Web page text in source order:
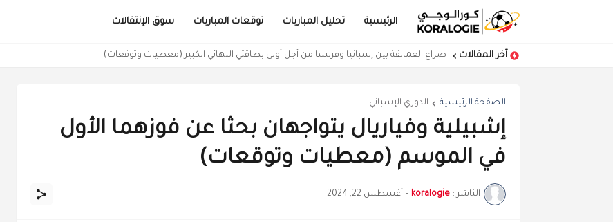
الرئيسية تحليل المباريات توقعات المباريات سوق الإنتقالات
آخر المقالات صراع العمالقة بين إسبانيا وفرنسا من أجل أولى بطاقتي النهائي الكبير (معطيات وتوقعات)
كرواتيا تهزم المغرب في مباراة مفتوحة
الصفحة الرئيسية الدوري الإسباني
إشبيلية وفياريال يتواجهان بحثا عن فوزهما الأول
في الموسم (معطيات وتوقعات)
الناشر : koralogie
- أغسطس 22, 2024